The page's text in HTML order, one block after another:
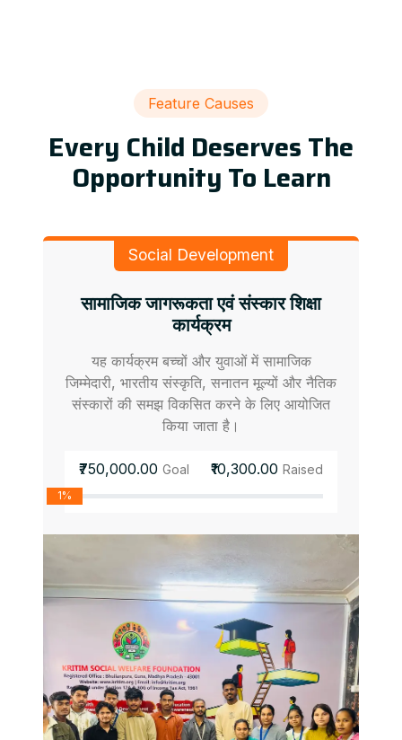
Feature Causes
Every Child Deserves The
Opportunity To Learn
Social Development
सामाजिक जागरूकता एवं संस्कार शिक्षा
कार्यक्रम
यह कार्यक्रम बच्चों और युवाओं में सामाजिक
जिम्मेदारी, भारतीय संस्कृति, सनातन मूल्यों और नैतिक
संस्कारों की समझ विकसित करने के लिए आयोजित
किया जाता है।
₹750,000.00 Goal ₹10,300.00 Raised
1%